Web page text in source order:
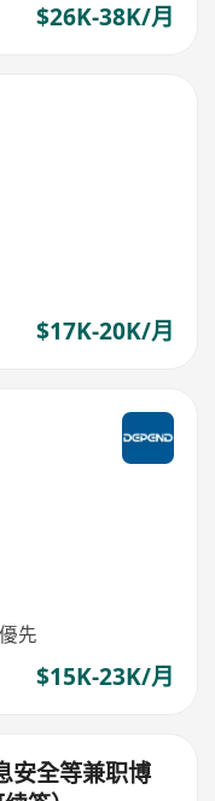
$26K-38K/月
$17K-20K/月
先
$15K-23K/月
安全等兼职博